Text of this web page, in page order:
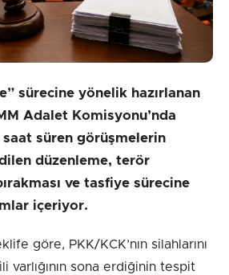
sürecine yönelik hazırlanan
Adalet Komisyonu’nda
saat süren görüşmelerin
düzenleme, terör
ve tasfiye sürecine
içeriyor.
göre, PKK/KCK’nın silahlarını
varlığının sona erdiğinin tespit